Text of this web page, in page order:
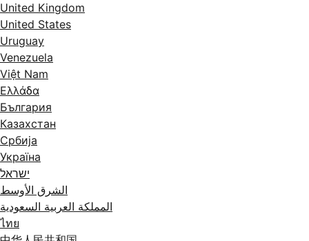
United Kingdom
United States
Uruguay
Venezuela
Việt Nam
Ελλάδα
България
Казахстан
Србија
Україна
ישראל
الشرق الأوسط
المملكة العربية السعودية
ไทย